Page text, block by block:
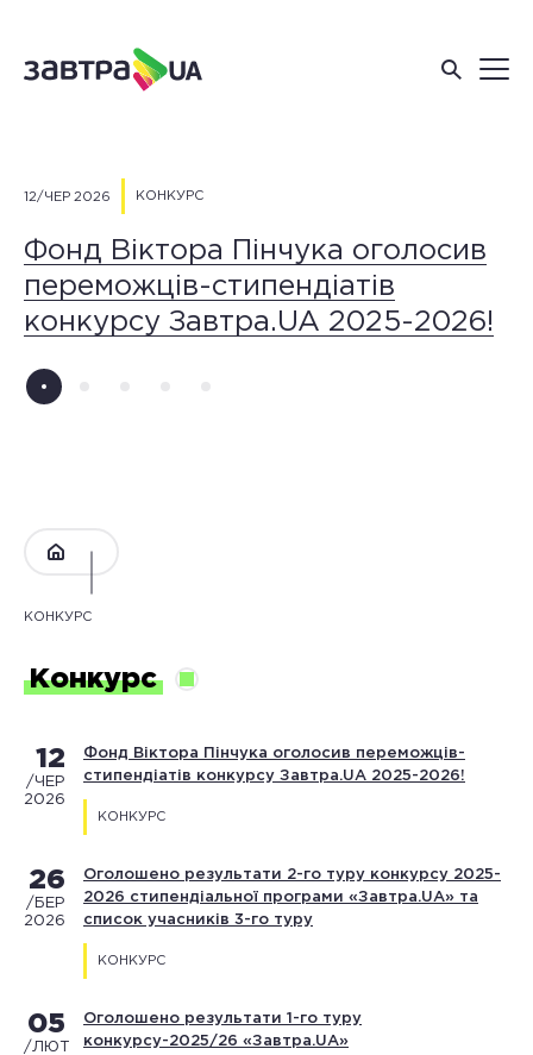
12/ЧЕР 2026 КОНКУРС
Фонд Віктора Пінчука оголосив
переможців-стипендіатів
конкурсу Завтра.UA 2025-2026!
КОНКУРС
Конкурс
12
/ЧЕР
2026
Фонд Віктора Пінчука оголосив переможців-
стипендіатів конкурсу Завтра.UA 2025-2026!
КОНКУРС
26
/БЕР
2026
Оголошено результати 2-го туру конкурсу 2025-
2026 стипендіальної програми «Завтра.UA» та
список учасників 3-го туру
КОНКУРС
05
/ЛЮТ
Оголошено результати 1-го туру
конкурсу-2025/26 «Завтра.UA»